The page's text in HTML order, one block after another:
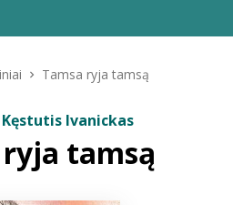
Tamsa ryja tamsą
Ivanickas
tamsą